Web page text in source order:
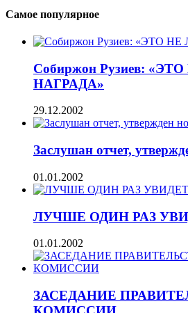
Самое популярное
Собиржон Рузиев:
НАГРАДА»
29.12.2002
Заслушан отчет,
01.01.2002
ЛУЧШЕ ОДИН РАЗ
01.01.2002
ЗАСЕДАНИЕ